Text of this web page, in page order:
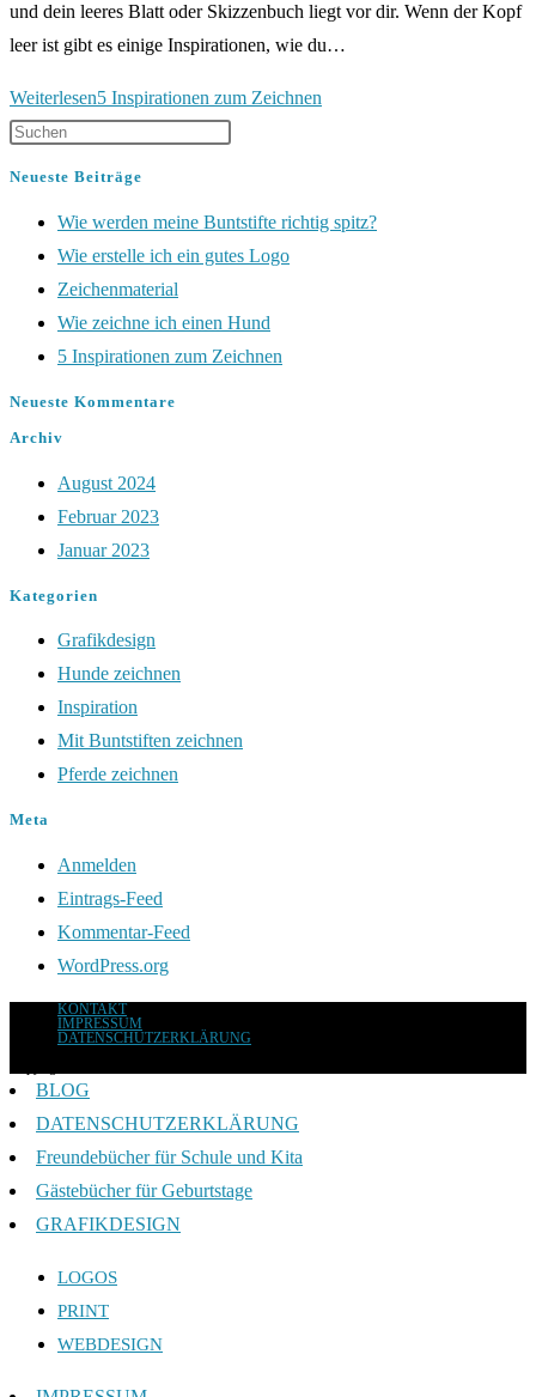
und dein leeres Blatt oder Skizzenbuch liegt vor dir. Wenn der Kopf
leer ist gibt es einige Inspirationen, wie du…
Weiterlesen5 Inspirationen zum Zeichnen
Neueste Beiträge
Wie werden meine Buntstifte richtig spitz?
Wie erstelle ich ein gutes Logo
Zeichenmaterial
Wie zeichne ich einen Hund
5 Inspirationen zum Zeichnen
Neueste Kommentare
Archiv
August 2024
Februar 2023
Januar 2023
Kategorien
Grafikdesign
Hunde zeichnen
Inspiration
Mit Buntstiften zeichnen
Pferde zeichnen
Meta
Anmelden
Eintrags-Feed
Kommentar-Feed
WordPress.org
KONTAKT
IMPRESSUM
DATENSCHUTZERKLÄRUNG
BLOG
DATENSCHUTZERKLÄRUNG
Freundebücher für Schule und Kita
Gästebücher für Geburtstage
GRAFIKDESIGN
LOGOS
PRINT
WEBDESIGN